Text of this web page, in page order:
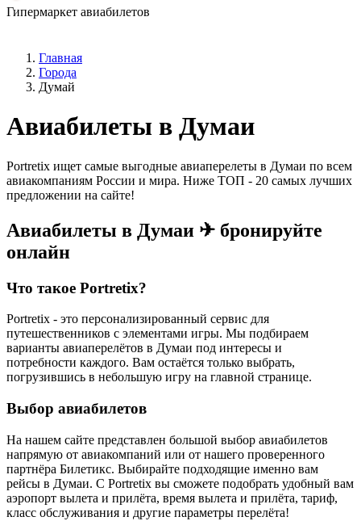
Гипермаркет авиабилетов
Главная
Города
Думай
Авиабилеты в Думаи
Portretix ищет самые выгодные авиаперелеты в Думаи по всем
авиакомпаниям России и мира. Ниже ТОП - 20 самых лучших
предложении на сайте!
Авиабилеты в Думаи ✈ бронируйте
онлайн
Что такое Portretix?
Portretix - это персонализированный сервис для
путешественников с элементами игры. Мы подбираем
варианты авиаперелётов в Думаи под интересы и
потребности каждого. Вам остаётся только выбрать,
погрузившись в небольшую игру на главной странице.
Выбор авиабилетов
На нашем сайте представлен большой выбор авиабилетов
напрямую от авиакомпаний или от нашего проверенного
партнёра Билетикс. Выбирайте подходящие именно вам
рейсы в Думаи. С Portretix вы сможете подобрать удобный вам
аэропорт вылета и прилёта, время вылета и прилёта, тариф,
класс обслуживания и другие параметры перелёта!